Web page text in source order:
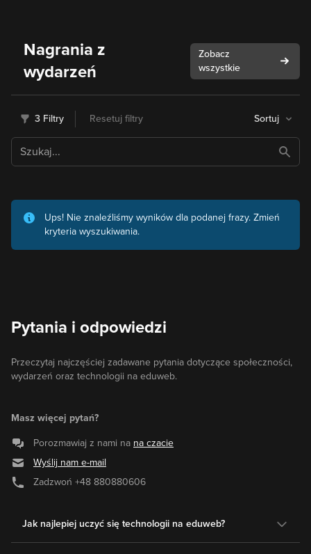
Nagrania z
wydarzeń
Zobacz
wszystkie
3 Filtry Sortuj
Resetuj filtry
Ups! Nie znaleźliśmy wyników dla podanej frazy. Zmień
kryteria wyszukiwania.
Pytania i odpowiedzi
Przeczytaj najczęściej zadawane pytania dotyczące społeczności,
wydarzeń oraz technologii na eduweb.
Masz więcej pytań?
Porozmawiaj z nami na na czacie
Wyślij nam e-mail
Zadzwoń +48 880880606
Jak najlepiej uczyć się technologii na eduweb?